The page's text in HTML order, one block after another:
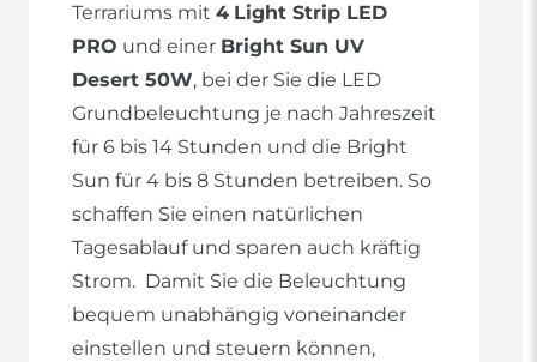
Terrariums mit 4 Light Strip LED
PRO und einer Bright Sun UV
Desert 50W, bei der Sie die LED
Grundbeleuchtung je nach Jahreszeit
für 6 bis 14 Stunden und die Bright
Sun für 4 bis 8 Stunden betreiben. So
schaffen Sie einen natürlichen
Tagesablauf und sparen auch kräftig
Strom. Damit Sie die Beleuchtung
bequem unabhängig voneinander
einstellen und steuern können,